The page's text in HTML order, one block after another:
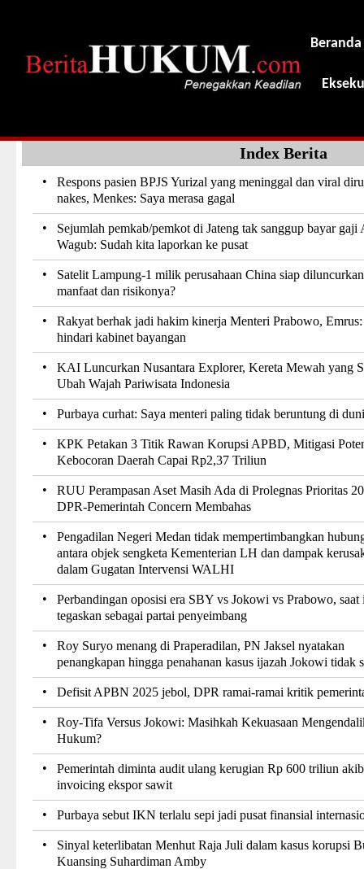
Beranda
Index Berita
•
Respons pasien BPJS Yurizal yang meninggal dan viral
nakes, Menkes: Saya merasa gagal
•
Sejumlah pemkab/pemkot di Jateng tak sanggup bayar gaji
Wagub: Sudah kita laporkan ke pusat
•
Satelit Lampung-1 milik perusahaan China siap
manfaat dan risikonya?
•
Rakyat berhak jadi hakim kinerja Menteri Prabowo, Emrus:
hindari kabinet bayangan
•
KAI Luncurkan Nusantara Explorer, Kereta Mewah yang
Ubah Wajah Pariwisata Indonesia
• Purbaya curhat: Saya menteri paling tidak beruntung di
•
KPK Petakan 3 Titik Rawan Korupsi APBD, Mitigasi
Kebocoran Daerah Capai Rp2,37 Triliun
•
RUU Perampasan Aset Masih Ada di Prolegnas Prioritas
DPR-Pemerintah Concern Membahas
•
Pengadilan Negeri Medan tidak mempertimbangkan
antara objek sengketa Kementerian LH dan dampak
dalam Gugatan Intervensi WALHI
•
Perbandingan oposisi era SBY vs Jokowi vs Prabowo,
tegaskan sebagai partai penyeimbang
•
Roy Suryo menang di Praperadilan, PN Jaksel nyatakan
penangkapan hingga penahanan kasus ijazah Jokowi tidak
• Defisit APBN 2025 jebol, DPR ramai-ramai kritik
•
Roy-Tifa Versus Jokowi: Masihkah Kekuasaan
Hukum?
•
Pemerintah diminta audit ulang kerugian Rp 600 triliun
invoicing ekspor sawit
• Purbaya sebut IKN terlalu sepi jadi pusat finansial
•
Sinyal keterlibatan Menhut Raja Juli dalam kasus korupsi
Kuansing Suhardiman Amby